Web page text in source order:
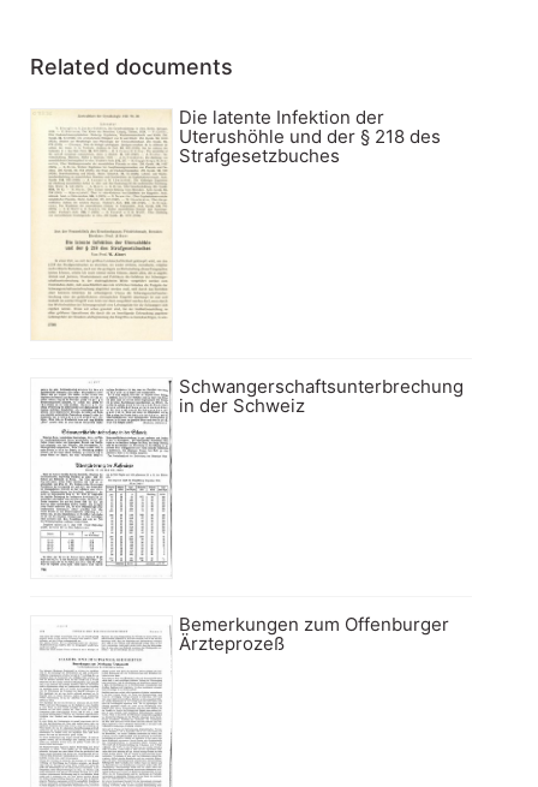
Related documents
Die latente Infektion der
Uterushöhle und der § 218 des
Strafgesetzbuches
Schwangerschaftsunterbrechung
in der Schweiz
Bemerkungen zum Offenburger
Ärzteprozeß